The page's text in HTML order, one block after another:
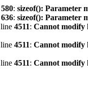
580: sizeof(): Parameter
636: sizeof(): Parameter
4511: Cannot modify
4511: Cannot modify
4511: Cannot modify